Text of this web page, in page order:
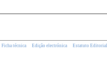
Ficha técnica Edição electrónica Estatuto Editorial